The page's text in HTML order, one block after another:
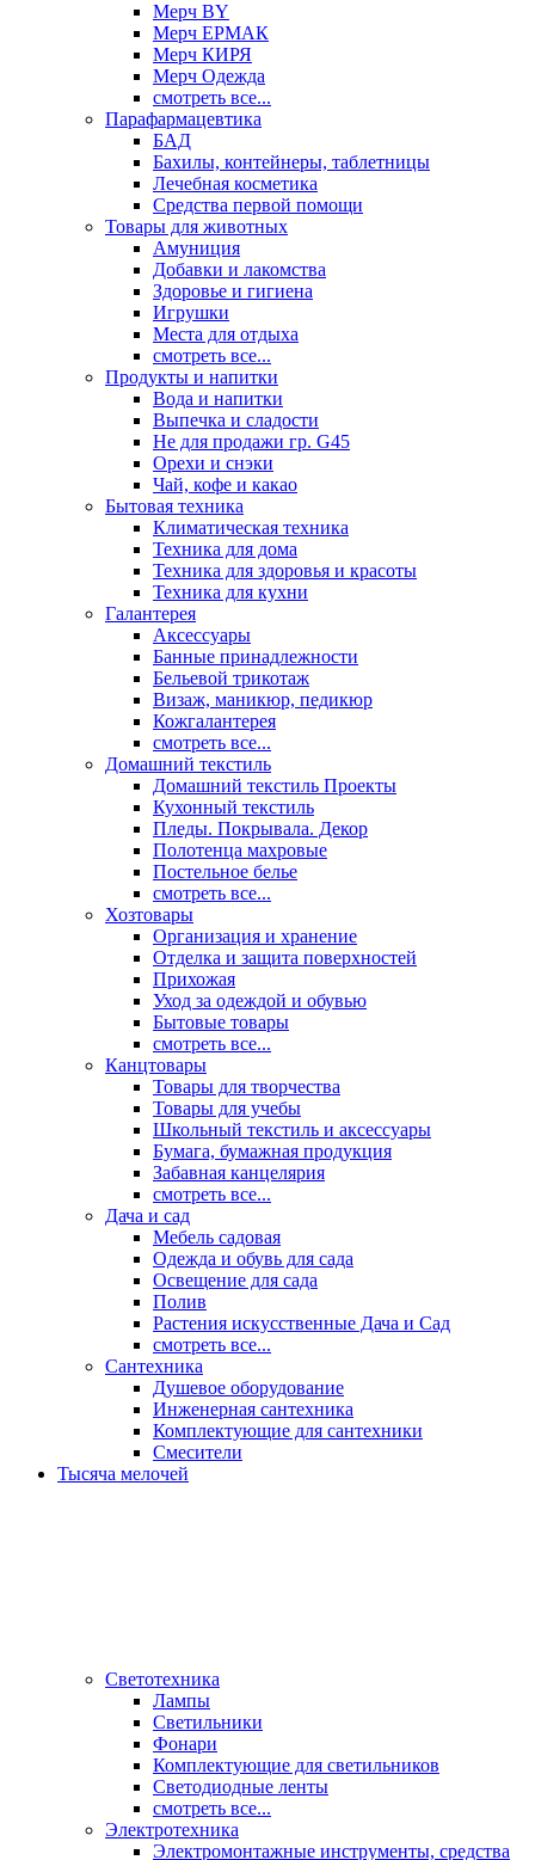
Мерч BY
Мерч ЕРМАК
Мерч КИРЯ
Мерч Одежда
смотреть все...
Парафармацевтика
БАД
Бахилы, контейнеры, таблетницы
Лечебная косметика
Средства первой помощи
Товары для животных
Амуниция
Добавки и лакомства
Здоровье и гигиена
Игрушки
Места для отдыха
смотреть все...
Продукты и напитки
Вода и напитки
Выпечка и сладости
Не для продажи гр. G45
Орехи и снэки
Чай, кофе и какао
Бытовая техника
Климатическая техника
Техника для дома
Техника для здоровья и красоты
Техника для кухни
Галантерея
Аксессуары
Банные принадлежности
Бельевой трикотаж
Визаж, маникюр, педикюр
Кожгалантерея
смотреть все...
Домашний текстиль
Домашний текстиль Проекты
Кухонный текстиль
Пледы. Покрывала. Декор
Полотенца махровые
Постельное белье
смотреть все...
Хозтовары
Организация и хранение
Отделка и защита поверхностей
Прихожая
Уход за одеждой и обувью
Бытовые товары
смотреть все...
Канцтовары
Товары для творчества
Товары для учебы
Школьный текстиль и аксессуары
Бумага, бумажная продукция
Забавная канцелярия
смотреть все...
Дача и сад
Мебель садовая
Одежда и обувь для сада
Освещение для сада
Полив
Растения искусственные Дача и Сад
смотреть все...
Сантехника
Душевое оборудование
Инженерная сантехника
Комплектующие для сантехники
Смесители
Тысяча мелочей
Светотехника
Лампы
Светильники
Фонари
Комплектующие для светильников
Светодиодные ленты
смотреть все...
Электротехника
Электромонтажные инструменты, средства